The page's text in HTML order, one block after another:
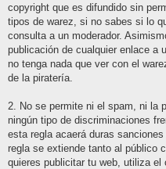
copyright que es difundido sin
tipos de warez, si no sabes si lo
consulta a un moderador.
publicación de cualquier enlace a
no tenga nada que ver con el
de la piratería.
2. No se permite ni el spam, ni la
ningún tipo de discriminaciones
esta regla acaerá duras
regla se extiende tanto al público
quieres publicitar tu web, utiliza